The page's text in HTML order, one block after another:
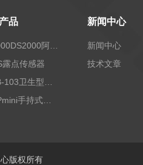
品
露点传感器
新闻中心
新闻中心
技术文章
版权所有